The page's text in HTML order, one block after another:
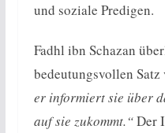
und soziale Predigen.
Fadhl ibn Schazan
bedeutungsvollen
er informiert sie über
auf sie zukommt.“Der